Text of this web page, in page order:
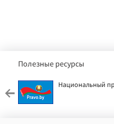
Полезные ресурсы
Национальный